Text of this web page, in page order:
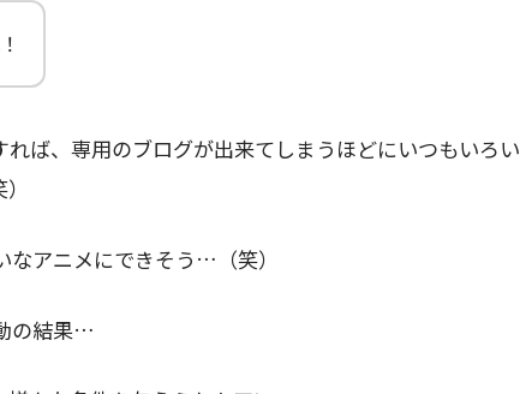
ば、専用のブログが出来てしまうほどにいつもいろい
なアニメにできそう…（笑）
の結果…